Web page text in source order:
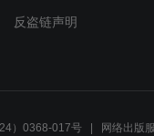
反盗链声明
）0368-017号 网络出版